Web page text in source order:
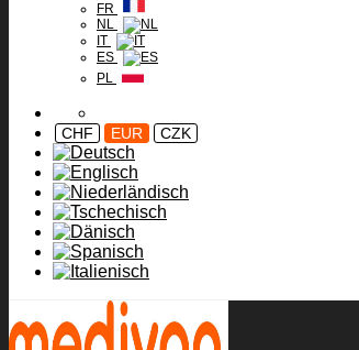
FR
NL
IT
ES
PL
CHF EUR CZK